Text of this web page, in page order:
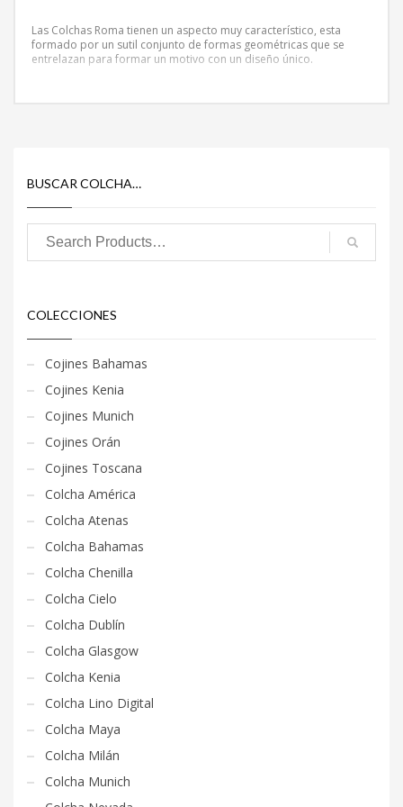
Las Colchas Roma tienen un aspecto muy característico, esta
formado por un sutil conjunto de formas geométricas que se
entrelazan para formar un motivo con un diseño único.
BUSCAR COLCHA…
COLECCIONES
Cojines Bahamas
Cojines Kenia
Cojines Munich
Cojines Orán
Cojines Toscana
Colcha América
Colcha Atenas
Colcha Bahamas
Colcha Chenilla
Colcha Cielo
Colcha Dublín
Colcha Glasgow
Colcha Kenia
Colcha Lino Digital
Colcha Maya
Colcha Milán
Colcha Munich